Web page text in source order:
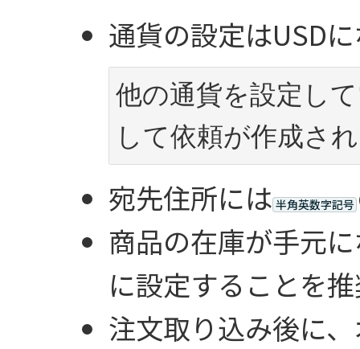
通貨の設定はUSD
他の通貨を設定し
して依頼が作成さ
宛先住所には 半角英数字記号
商品の在庫が手元
に設定することを
注文取り込み後に